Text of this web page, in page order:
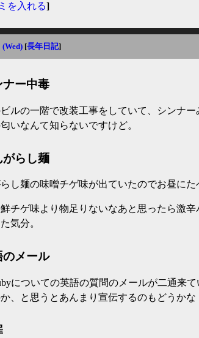
を入れる]
(Wed) [長年日記]
ナー中毒
ルの一階で改装工事をしていて、シンナ
いなんて知らないですけど。
がらし麺
し麺の味噌チゲ味が出ていたのでお昼にた
チゲ味より物足りないなあと思ったら激
気分。
のメール
についての英語の質問のメールが二通来
、と思うとあんまり宣伝するのもどうかな